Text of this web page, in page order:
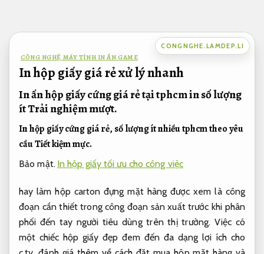
nội
CONGNGHE.LAMDEP.LI
CÔNG NGHỆ MÁY TÍNH IN ẤN GAME
In hộp giấy giá rẻ xử lý nhanh
In ấn hộp giấy cứng giá rẻ tại tphcm in số lượng
ítTrải nghiệm mượt.
In hộp giấy cứng giá rẻ, số lượng ít nhiều tphcm theo yêu
cầuTiết kiệm mực.
Bảo mật. In hộp giấy tối ưu cho công việc
hay làm hộp carton đựng mặt hàng được xem là công
đoạn cần thiết trong công đoạn sản xuất trước khi phân
phối đến tay người tiêu dùng trên thị trường. Việc có
một chiếc hộp giấy đẹp đem đến đa dạng lợi ích cho